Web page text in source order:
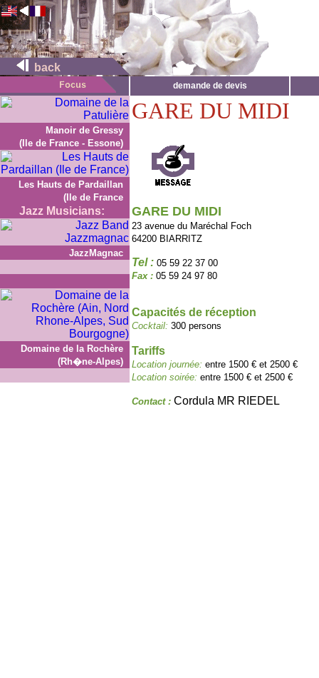
back
demande de devis
Manoir de Gressy
(Ile de France - Essone)
Les Hauts de Pardaillan
(Ile de France
Jazz Musicians:
JazzMagnac
Domaine de la Rochère
(Rh�ne-Alpes)
GARE DU MIDI
GARE DU MIDI
23 avenue du Maréchal Foch
64200 BIARRITZ
Tel : 05 59 22 37 00
Fax : 05 59 24 97 80
Capacités de réception
Cocktail: 300 persons
Tariffs
Location journée: entre 1500 € et 2500 €
Location soirée: entre 1500 € et 2500 €
Contact : Cordula MR RIEDEL